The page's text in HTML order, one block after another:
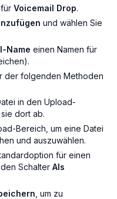
Voicemail Drop.
und wählen Sie
Name einen Namen für
der folgenden Methoden
in den Upload-
dort ab.
Bereich, um eine Datei
und auszuwählen.
für einen
Schalter Als
, um zu